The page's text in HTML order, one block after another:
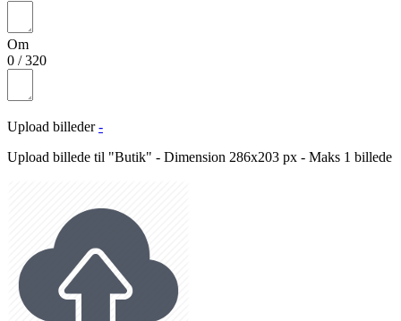
Om
0 /320
Upload billeder -
Upload billede til "Butik" - Dimension 286x203 px - Maks 1 billede